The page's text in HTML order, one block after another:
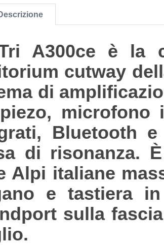
A300ce è la
cutway
di
microfono
Bluetooth
di risonanza.
Alpi italiane
e tastiera
sulla